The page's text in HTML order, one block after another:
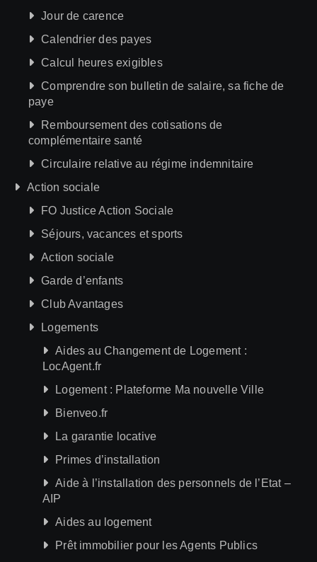
Jour de carence
Calendrier des payes
Calcul heures exigibles
Comprendre son bulletin de salaire, sa fiche de
paye
Remboursement des cotisations de
complémentaire santé
Circulaire relative au régime indemnitaire
Action sociale
FO Justice Action Sociale
Séjours, vacances et sports
Action sociale
Garde d’enfants
Club Avantages
Logements
Aides au Changement de Logement :
LocAgent.fr
Logement : Plateforme Ma nouvelle Ville
Bienveo.fr
La garantie locative
Primes d’installation
Aide à l’installation des personnels de l’Etat –
AIP
Aides au logement
Prêt immobilier pour les Agents Publics